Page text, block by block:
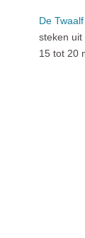
De
steken uit
15 tot 20